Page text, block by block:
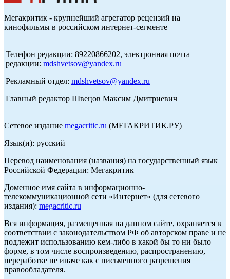
Мегакритик - крупнейший агрегатор рецензий на
кинофильмы в российском интернет-сегменте
Телефон редакции: 89220866202, электронная почта
редакции: mdshvetsov@yandex.ru
Рекламный отдел: mdshvetsov@yandex.ru
Главный редактор Швецов Максим Дмитриевич
Сетевое издание megacritic.ru (МЕГАКРИТИК.РУ)
Язык(и): русский
Перевод наименования (названия) на государственный язык
Российской Федерации: Мегакритик
Доменное имя сайта в информационно-
телекоммуникационной сети «Интернет» (для сетевого
издания): megacritic.ru
Вся информация, размещенная на данном сайте, охраняется в
соответствии с законодательством РФ об авторском праве и не
подлежит использованию кем-либо в какой бы то ни было
форме, в том числе воспроизведению, распространению,
переработке не иначе как с письменного разрешения
правообладателя.